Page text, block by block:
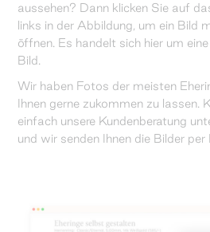
aussehen? Dann klicken Sie auf
links in der Abbildung, um ein Bild
öffnen. Es handelt sich hier um
Bild.
Wir haben Fotos der meisten
Ihnen gerne zukommen zu lassen.
einfach unsere Kundenberatung
und wir senden Ihnen die Bilder